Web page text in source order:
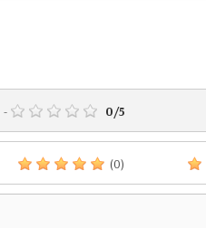
- 0/5
(0)